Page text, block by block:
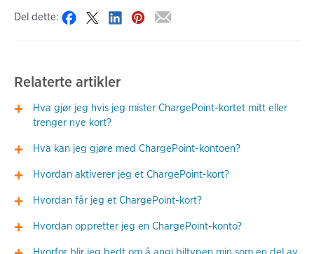
Del dette:
Relaterte artikler
Hva gjør jeg hvis jeg mister ChargePoint-kortet mitt eller
trenger nye kort?
Hva kan jeg gjøre med ChargePoint-kontoen?
Hvordan aktiverer jeg et ChargePoint-kort?
Hvordan får jeg et ChargePoint-kort?
Hvordan oppretter jeg en ChargePoint-konto?